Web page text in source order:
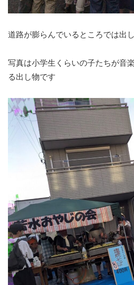
道路が膨らんでいるところでは出
写真は小学生くらいの子たちが音
る出し物です